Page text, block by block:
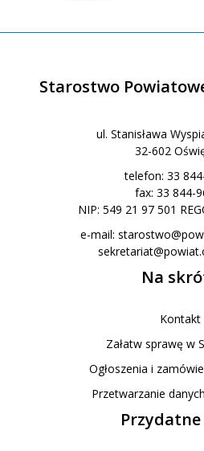
Starostwo
ul. Stanisława
32-602
telefon: 33
fax: 33 844-
NIP: 549 21 97 501
e-mail:
Na
Kontakt
Załatw sprawę w
Ogłoszenia i
Przetwarzanie